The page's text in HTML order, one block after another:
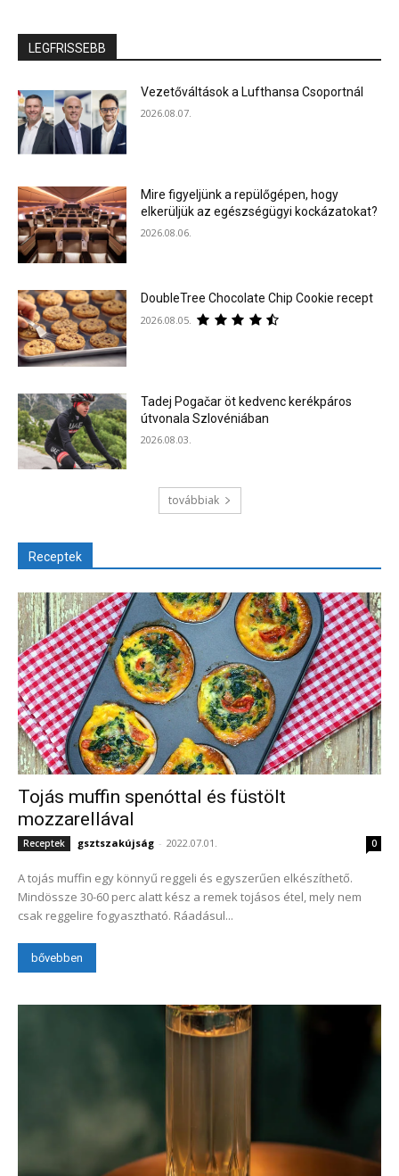
LEGFRISSEBB
Vezetőváltások a Lufthansa Csoportnál
2026.08.07.
Mire figyeljünk a repülőgépen, hogy
elkerüljük az egészségügyi kockázatokat?
2026.08.06.
DoubleTree Chocolate Chip Cookie recept
2026.08.05.
Tadej Pogačar öt kedvenc kerékpáros
útvonala Szlovéniában
2026.08.03.
továbbiak
Receptek
Tojás muffin spenóttal és füstölt
mozzarellával
Receptek gsztszakújság - 2022.07.01. 0
A tojás muffin egy könnyű reggeli és egyszerűen elkészíthető.
Mindössze 30-60 perc alatt kész a remek tojásos étel, mely nem
csak reggelire fogyasztható. Ráadásul...
bővebben